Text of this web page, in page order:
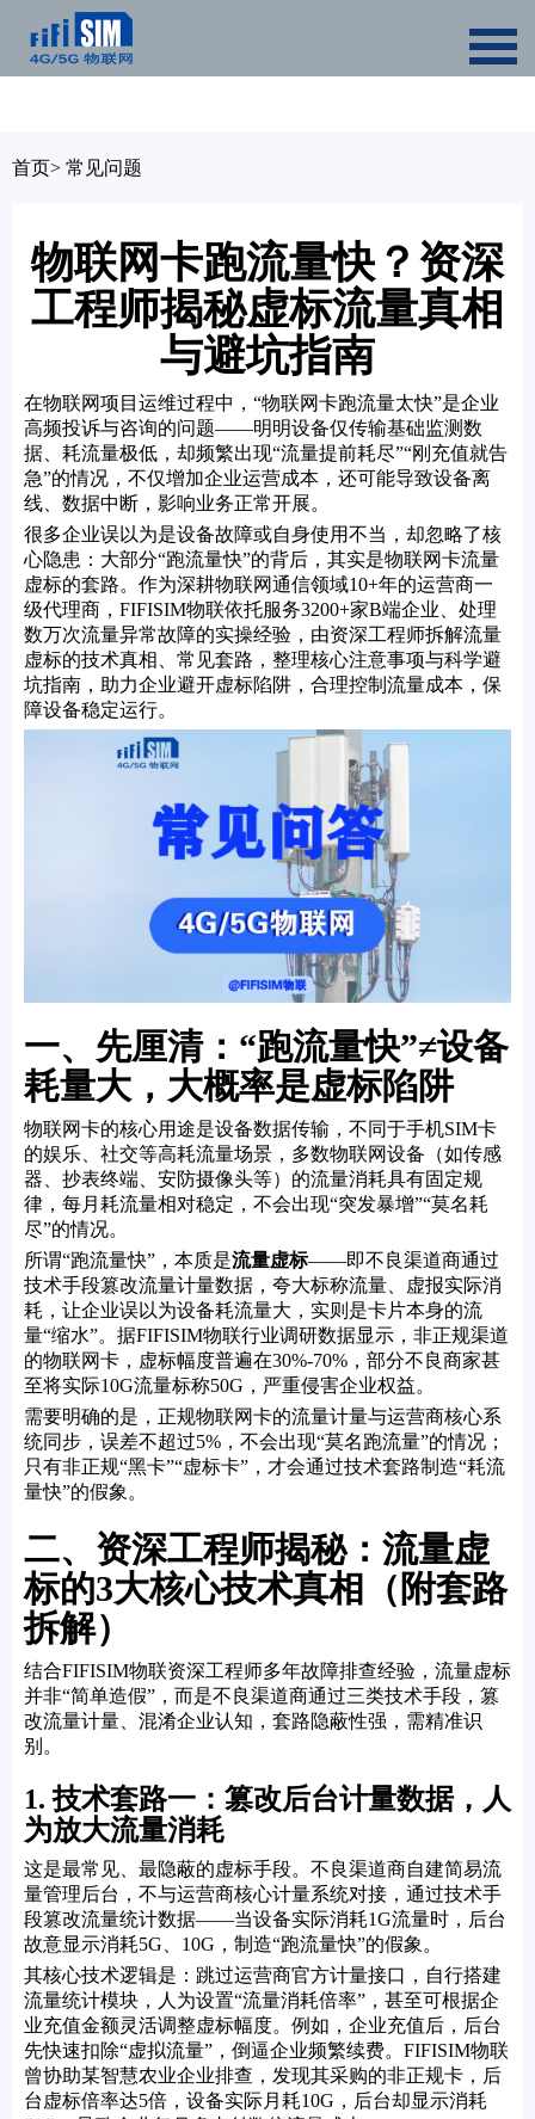
首页> 常见问题
物联网卡跑流量快？资深
工程师揭秘虚标流量真相
与避坑指南
在物联网项目运维过程中，“物联网卡跑流量太快”是企业
高频投诉与咨询的问题——明明设备仅传输基础监测数
据、耗流量极低，却频繁出现“流量提前耗尽”“刚充值就告
急”的情况，不仅增加企业运营成本，还可能导致设备离
线、数据中断，影响业务正常开展。
很多企业误以为是设备故障或自身使用不当，却忽略了核
心隐患：大部分“跑流量快”的背后，其实是物联网卡流量
虚标的套路。作为深耕物联网通信领域10+年的运营商一
级代理商，FIFISIM物联依托服务3200+家B端企业、处理
数万次流量异常故障的实操经验，由资深工程师拆解流量
虚标的技术真相、常见套路，整理核心注意事项与科学避
坑指南，助力企业避开虚标陷阱，合理控制流量成本，保
障设备稳定运行。
一、先厘清：“跑流量快”≠设备
耗量大，大概率是虚标陷阱
物联网卡的核心用途是设备数据传输，不同于手机SIM卡
的娱乐、社交等高耗流量场景，多数物联网设备（如传感
器、抄表终端、安防摄像头等）的流量消耗具有固定规
律，每月耗流量相对稳定，不会出现“突发暴增”“莫名耗
尽”的情况。
所谓“跑流量快”，本质是流量虚标——即不良渠道商通过
技术手段篡改流量计量数据，夸大标称流量、虚报实际消
耗，让企业误以为设备耗流量大，实则是卡片本身的流
量“缩水”。据FIFISIM物联行业调研数据显示，非正规渠道
的物联网卡，虚标幅度普遍在30%-70%，部分不良商家甚
至将实际10G流量标称50G，严重侵害企业权益。
需要明确的是，正规物联网卡的流量计量与运营商核心系
统同步，误差不超过5%，不会出现“莫名跑流量”的情况；
只有非正规“黑卡”“虚标卡”，才会通过技术套路制造“耗流
量快”的假象。
二、资深工程师揭秘：流量虚
标的3大核心技术真相（附套路
拆解）
结合FIFISIM物联资深工程师多年故障排查经验，流量虚标
并非“简单造假”，而是不良渠道商通过三类技术手段，篡
改流量计量、混淆企业认知，套路隐蔽性强，需精准识
别。
1. 技术套路一：篡改后台计量数据，人
为放大流量消耗
这是最常见、最隐蔽的虚标手段。不良渠道商自建简易流
量管理后台，不与运营商核心计量系统对接，通过技术手
段篡改流量统计数据——当设备实际消耗1G流量时，后台
故意显示消耗5G、10G，制造“跑流量快”的假象。
其核心技术逻辑是：跳过运营商官方计量接口，自行搭建
流量统计模块，人为设置“流量消耗倍率”，甚至可根据企
业充值金额灵活调整虚标幅度。例如，企业充值后，后台
先快速扣除“虚拟流量”，倒逼企业频繁续费。FIFISIM物联
曾协助某智慧农业企业排查，发现其采购的非正规卡，后
台虚标倍率达5倍，设备实际月耗10G，后台却显示消耗